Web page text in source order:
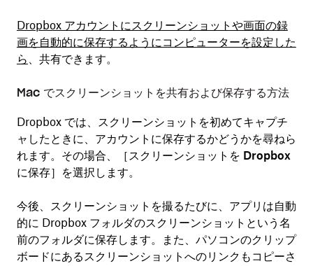
Dropbox アカウントにスクリーンショットや画面の録
画を自動的に保存するようにコンピューターを設定した
ら 、共有できます。
Mac でスクリーンショットを共有および保存する方法
Dropbox では、スクリーンショットを初めてキャプチ
ャしたときに、アカウントに保存するかどうかを尋ねら
れます。その場合、［スクリーンショットを Dropbox
に保存］を選択します。
今後、スクリーンショットを撮るたびに、アプリは自動
的に Dropbox フォルダのスクリーンショット という名
前のフォルダに保存します。また、パソコンのクリップ
ボードにあるスクリーンショットへのリンクもコピーさ